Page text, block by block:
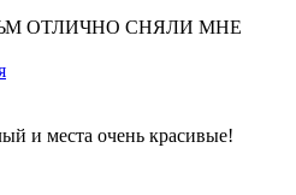
ОТЛИЧНО СНЯЛИ МНЕ
и места очень красивые!